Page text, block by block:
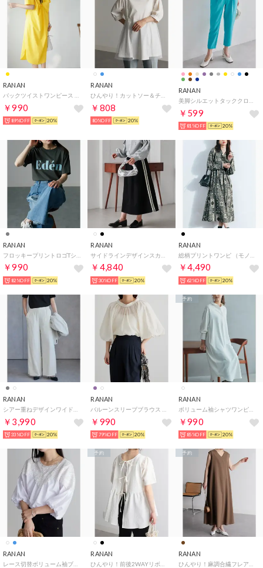
RANAN
￥990
89%OFF 20%
RANAN
￥808
80%OFF 20%
RANAN
￥599
81%OFF 20%
RANAN
￥990
82%OFF 20%
RANAN
￥4,840
30%OFF 20%
RANAN
￥4,490
62%OFF 20%
RANAN
￥3,990
33%OFF 20%
RANAN
￥990
79%OFF 20%
RANAN
ボリューム袖シャツワンピース （オフホワイト）
￥990
予約
85%OFF 20%
RANAN RANAN
予約
RANAN
予約